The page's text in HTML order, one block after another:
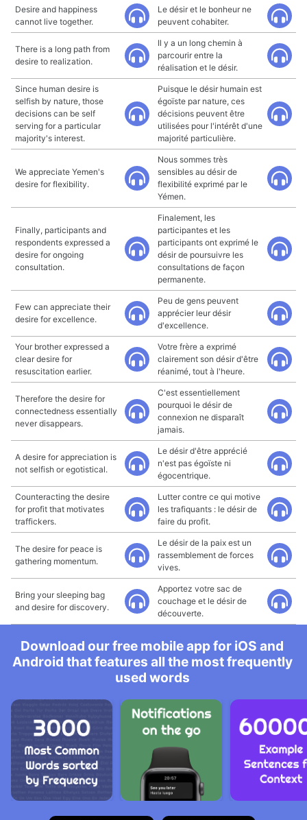
Desire and happiness
cannot live together.
Le désir et le bonheur ne
peuvent cohabiter.
There is a long path from
desire to realization.
Il y a un long chemin à
parcourir entre la
réalisation et le désir.
Since human desire is
selfish by nature, those
decisions can be self
serving for a particular
majority's interest.
Puisque le désir humain est
égoïste par nature, ces
décisions peuvent être
utilisées pour l'intérêt d'une
majorité particulière.
We appreciate Yemen's
desire for flexibility.
Nous sommes très
sensibles au désir de
flexibilité exprimé par le
Yémen.
Finally, participants and
respondents expressed a
desire for ongoing
consultation.
Finalement, les
participantes et les
participants ont exprimé le
désir de poursuivre les
consultations de façon
permanente.
Few can appreciate their
desire for excellence.
Peu de gens peuvent
apprécier leur désir
d'excellence.
Your brother expressed a
clear desire for
resuscitation earlier.
Votre frère a exprimé
clairement son désir d'être
réanimé, tout à l'heure.
Therefore the desire for
connectedness essentially
never disappears.
C'est essentiellement
pourquoi le désir de
connexion ne disparaît
jamais.
A desire for appreciation is
not selfish or egotistical.
Le désir d'être apprécié
n'est pas égoïste ni
égocentrique.
Counteracting the desire
for profit that motivates
traffickers.
Lutter contre ce qui motive
les trafiquants : le désir de
faire du profit.
The desire for peace is
gathering momentum.
Le désir de la paix est un
rassemblement de forces
vives.
Bring your sleeping bag
and desire for discovery.
Apportez votre sac de
couchage et le désir de
découverte.
Download our free mobile app for iOS and
Android that features all the most frequently
used words